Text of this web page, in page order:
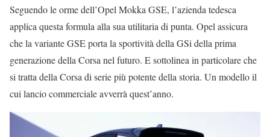
Seguendo le orme dell’Opel Mokka GSE, l’azienda tedesca
applica questa formula alla sua utilitaria di punta. Opel assicura
che la variante GSE porta la sportività della GSi della prima
generazione della Corsa nel futuro. E sottolinea in particolare che
si tratta della Corsa di serie più potente della storia. Un modello il
cui lancio commerciale avverrà quest’anno.